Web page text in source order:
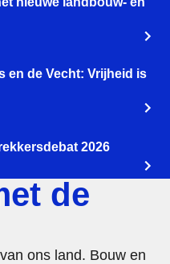
en de Vecht: Vrijheid is
2026
de
ons land. Bouw en